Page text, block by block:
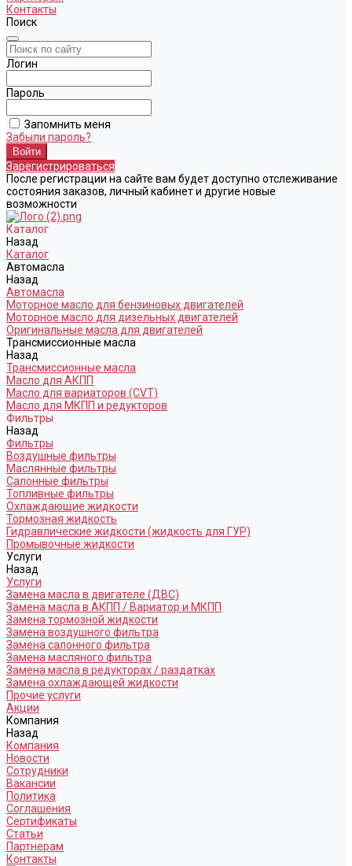
Контакты
Поиск
Логин
Пароль
Запомнить меня
Забыли пароль?
Зарегистрироваться
После регистрации на сайте вам будет доступно отслеживание
состояния заказов, личный кабинет и другие новые
возможности
Каталог
Назад
Каталог
Автомасла
Назад
Автомасла
Моторное масло для бензиновых двигателей
Моторное масло для дизельных двигателей
Оригинальные масла для двигателей
Трансмиссионные масла
Назад
Трансмиссионные масла
Масло для АКПП
Масло для вариаторов (CVT)
Масло для МКПП и редукторов
Фильтры
Назад
Фильтры
Воздушные фильтры
Маслянные фильтры
Салонные фильтры
Топливные фильтры
Охлаждающие жидкости
Тормозная жидкость
Гидравлические жидкости (жидкость для ГУР)
Промывочные жидкости
Услуги
Назад
Услуги
Замена масла в двигателе (ДВС)
Замена масла в АКПП / Вариатор и МКПП
Замена тормозной жидкости
Замена воздушного фильтра
Замена салонного фильтра
Замена масляного фильтра
Замена масла в редукторах / раздатках
Замена охлаждающей жидкости
Прочие услуги
Акции
Компания
Назад
Компания
Новости
Сотрудники
Вакансии
Политика
Соглашения
Сертификаты
Статьи
Партнерам
Контакты